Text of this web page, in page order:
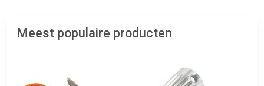
Meest populaire producten